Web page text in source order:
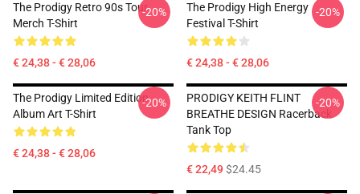
The Prodigy Retro 90s Tour
Merch T-Shirt
€ 24,38 - € 28,06
-20%
The Prodigy High Energy
Festival T-Shirt
€ 24,38 - € 28,06
-20%
The Prodigy Limited Edition
Album Art T-Shirt
€ 24,38 - € 28,06
-20%
PRODIGY KEITH FLINT
BREATHE DESIGN Racerback
Tank Top
€ 22,49$24.45
-20%